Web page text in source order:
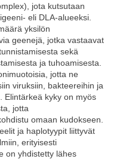
jota kutsutaan
eli DLA-alueeksi.
yksilön
geenejä, jotka vastaavat
sekä
ja tuhoamisesta.
jotta ne
viruksiin, bakteereihin ja
Elintärkeä kyky on myös
jotta
omaan kudokseen.
ja haplotyypit liittyvät
erityisesti
on yhdistetty lähes